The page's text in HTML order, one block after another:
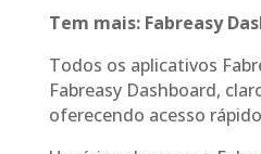
Tem mais: Fabreasy
Todos os aplicativos
Fabreasy Dashboard,
oferecendo acesso